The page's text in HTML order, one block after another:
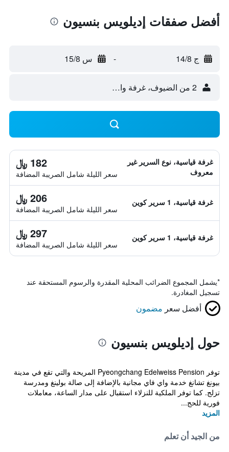
أفضل صفقات إديلويس بنسيون
ج 14/8 - س 15/8
2 من الضيوف، غرفة واحدة
غرفة قياسية، نوع السرير غير
معروف
182 ﷼
سعر الليلة شامل الصريبة المضافة
غرفة قياسية، 1 سرير كوين 206 ﷼
سعر الليلة شامل الصريبة المضافة
غرفة قياسية، 1 سرير كوين 297 ﷼
سعر الليلة شامل الصريبة المضافة
*يشمل المجموع الضرائب المحلية المقدرة والرسوم المستحقة عند
تسجيل المغادرة.
أفضل سعر مضمون
حول إديلويس بنسيون
توفر Pyeongchang Edelweiss Pension المريحة والتي تقع في مدينة
بيونغ تشانغ خدمة واي فاي مجانية بالإضافة إلى صالة بولينغ ومدرسة
تزلج. كما توفر الملكية للنزلاء استقبال على مدار الساعة، معاملات
فورية للحج...
المزيد
من الجيد أن تعلم